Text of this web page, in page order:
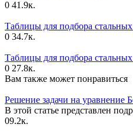
0 41.9к.
Таблицы для подбора
0 34.7к.
Таблицы для подбора стальных
0 27.8к.
Вам также может понравиться
Решение задачи на уравнение
В этой статье представлен
09.2к.